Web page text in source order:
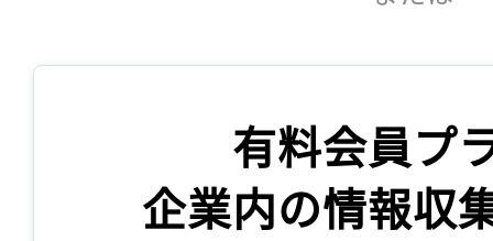
有料会員プ
企業内の情報収